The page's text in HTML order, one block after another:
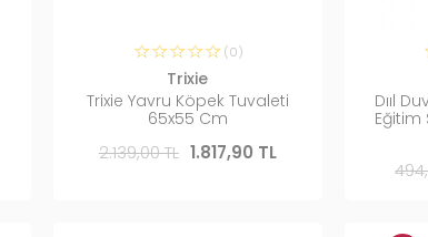
(0)
Trixie
Trixie Yavru Köpek Tuvaleti
65x55 Cm
2.139,00 TL 1.817,90 TL
Dııl
Eğitim